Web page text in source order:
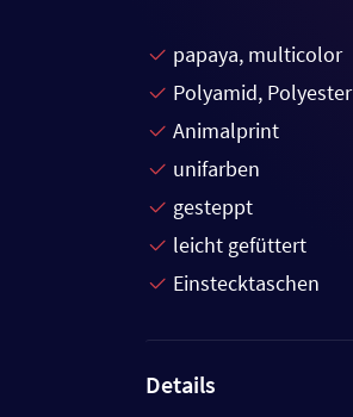
papaya, multicolor
Polyamid, Polyester
Animalprint
unifarben
gesteppt
leicht gefüttert
Einstecktaschen
Details